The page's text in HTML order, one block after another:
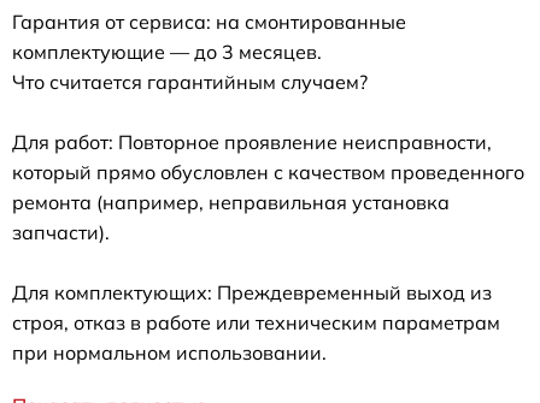
Гарантия от сервиса: на смонтированные
комплектующие — до 3 месяцев.
Что считается гарантийным случаем?
Для работ: Повторное проявление неисправности,
который прямо обусловлен с качеством проведенного
ремонта (например, неправильная установка
запчасти).
Для комплектующих: Преждевременный выход из
строя, отказ в работе или техническим параметрам
при нормальном использовании.